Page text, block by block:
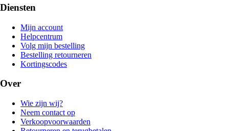
Diensten
Mijn account
Helpcentrum
Volg mijn bestelling
Bestelling retourneren
Kortingscodes
Over
Wie zijn wij?
Neem contact op
Verkoopvoorwaarden